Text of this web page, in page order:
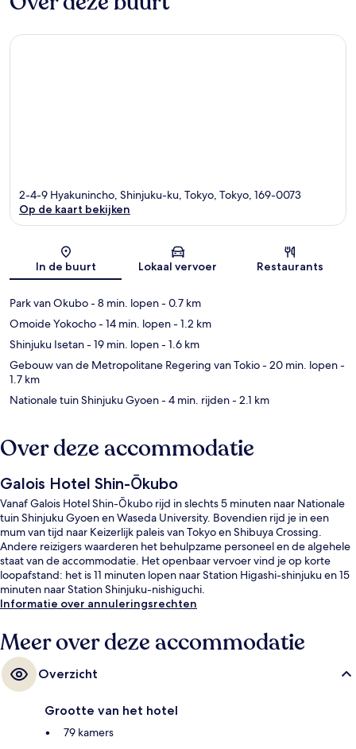
Kaart
2-4-9 Hyakunincho, Shinjuku-ku, Tokyo, Tokyo, 169-0073
Op de kaart bekijken
In de buurt Lokaal vervoer Restaurants
Park van Okubo- 8 min. lopen- 0.7 km
Omoide Yokocho- 14 min. lopen- 1.2 km
Shinjuku Isetan- 19 min. lopen- 1.6 km
Gebouw van de Metropolitane Regering van Tokio- 20 min. lopen-
1.7 km
Nationale tuin Shinjuku Gyoen- 4 min. rijden- 2.1 km
Over deze accommodatie
Galois Hotel Shin-Ōkubo
Vanaf Galois Hotel Shin-Ōkubo rijd in slechts 5 minuten naar Nationale
tuin Shinjuku Gyoen en Waseda University. Bovendien rijd je in een
mum van tijd naar Keizerlijk paleis van Tokyo en Shibuya Crossing.
Andere reizigers waarderen het behulpzame personeel en de algehele
staat van de accommodatie. Het openbaar vervoer vind je op korte
loopafstand: het is 11 minuten lopen naar Station Higashi-shinjuku en 15
minuten naar Station Shinjuku-nishiguchi.
Informatie over annuleringsrechten
Meer over deze accommodatie
Overzicht
Grootte van het hotel
79 kamers